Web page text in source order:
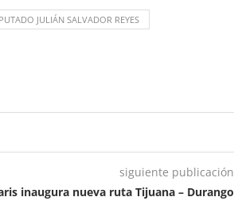
JULIÁN SALVADOR REYES
siguiente publicación
inaugura nueva ruta Tijuana – Durango